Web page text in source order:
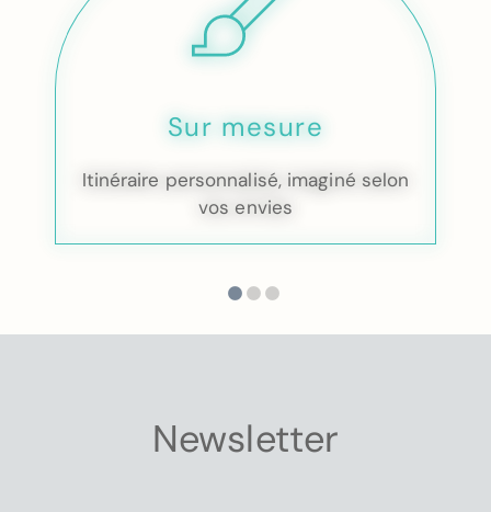
Sur mesure
Itinéraire personnalisé, imaginé selon
vos envies
Newsletter